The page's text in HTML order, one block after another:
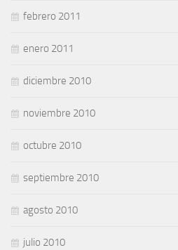
febrero 2011
enero 2011
diciembre 2010
noviembre 2010
octubre 2010
septiembre 2010
agosto 2010
julio 2010